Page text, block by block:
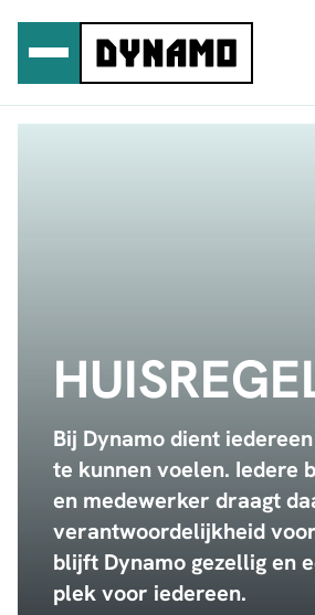
inhoud
Bij Dynamo dient
te kunnen voelen. Iedere
en medewerker draagt
verantwoordelijkheid
blijft Dynamo gezellig en
plek voor iedereen.